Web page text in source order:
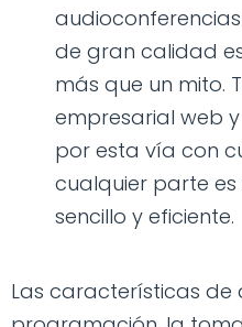
de gran calidad
más que un mito.
empresarial web
por esta vía con
cualquier parte
sencillo y eficiente.
Las características de